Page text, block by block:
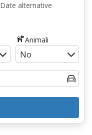
Date alternative
Animali